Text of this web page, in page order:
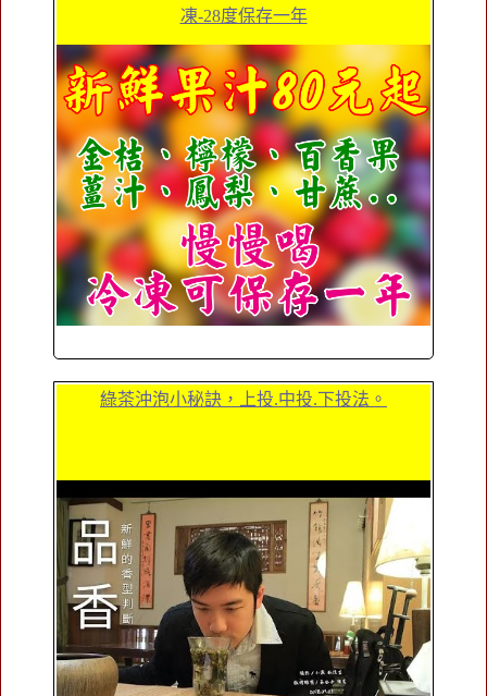
凍-28度保存一年
綠茶沖泡小秘訣，上投.中投.下投法。